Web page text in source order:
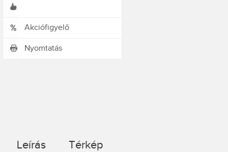
Akciófigyelő
Nyomtatás
Leírás Térkép